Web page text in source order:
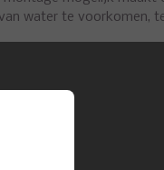
water te voorkomen,